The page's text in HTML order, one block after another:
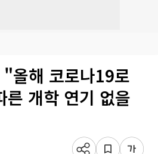
올해 코로나19로
른 개학 연기 없을